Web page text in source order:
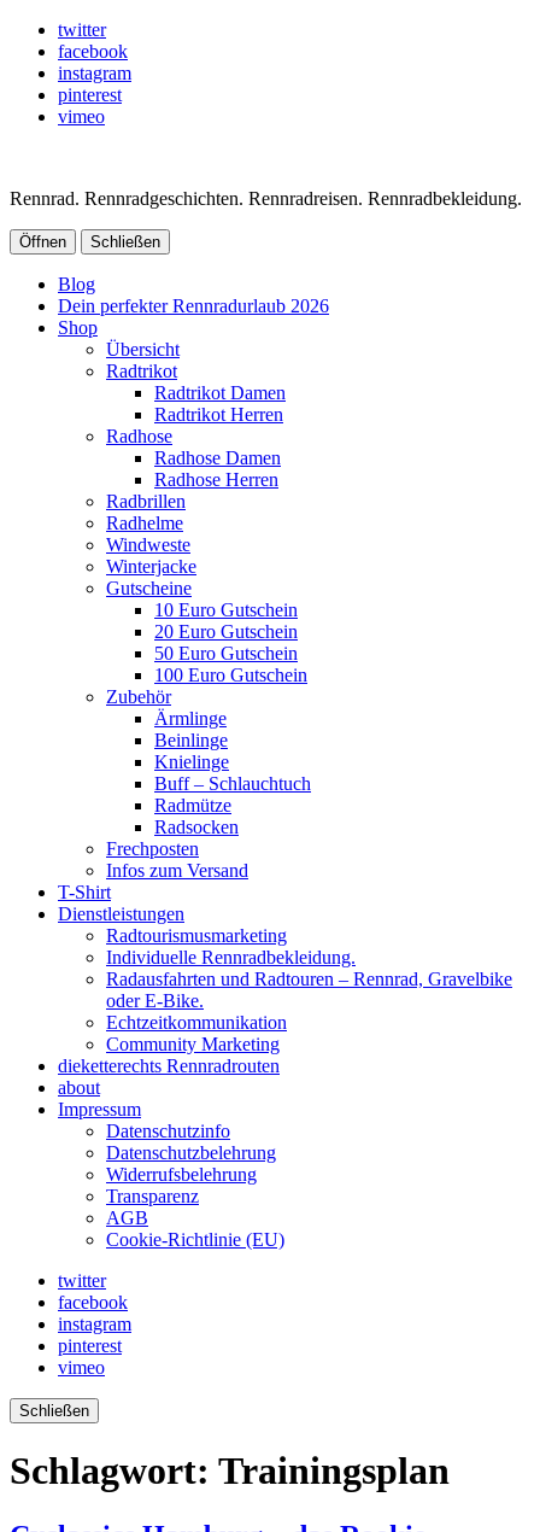
twitter
facebook
instagram
pinterest
vimeo
Rennrad. Rennradgeschichten. Rennradreisen. Rennradbekleidung.
Öffnen Schließen
Blog
Dein perfekter Rennradurlaub 2026
Shop
Übersicht
Radtrikot
Radtrikot Damen
Radtrikot Herren
Radhose
Radhose Damen
Radhose Herren
Radbrillen
Radhelme
Windweste
Winterjacke
Gutscheine
10 Euro Gutschein
20 Euro Gutschein
50 Euro Gutschein
100 Euro Gutschein
Zubehör
Ärmlinge
Beinlinge
Knielinge
Buff – Schlauchtuch
Radmütze
Radsocken
Frechposten
Infos zum Versand
T-Shirt
Dienstleistungen
Radtourismusmarketing
Individuelle Rennradbekleidung.
Radausfahrten und Radtouren – Rennrad, Gravelbike
oder E-Bike.
Echtzeitkommunikation
Community Marketing
dieketterechts Rennradrouten
about
Impressum
Datenschutzinfo
Datenschutzbelehrung
Widerrufsbelehrung
Transparenz
AGB
Cookie-Richtlinie (EU)
twitter
facebook
instagram
pinterest
vimeo
Schließen
Schlagwort: Trainingsplan